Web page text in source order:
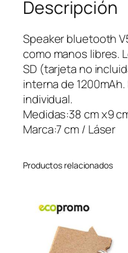
u
e
t
o
o
t
h
R
e
o
Descripción
Speaker bluetooth
como manos libres.
SD (tarjeta no
interna de
individual.
Medidas:38 cm x9
Marca:7 cm / Láser
Productos relacionados